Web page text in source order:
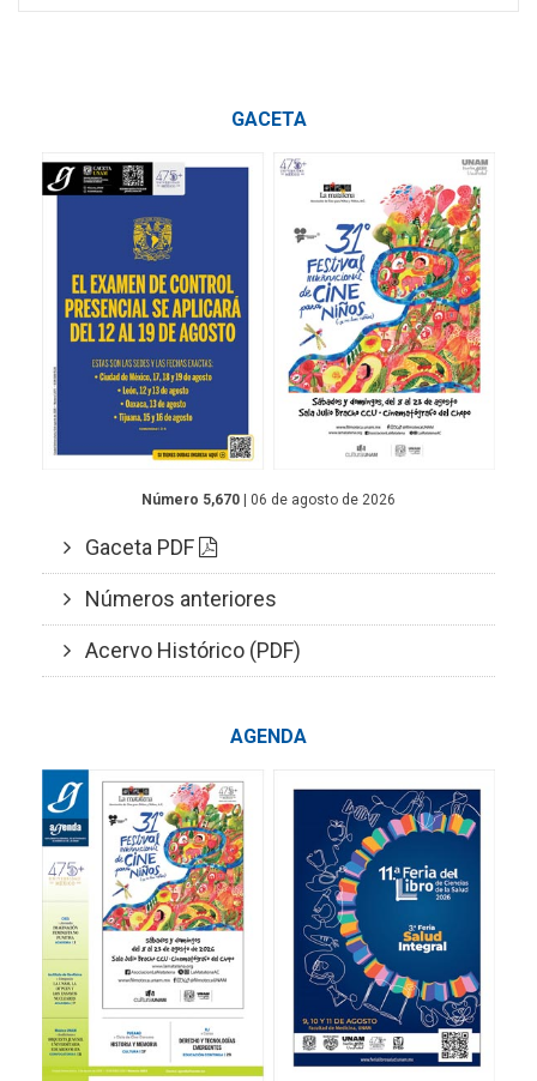
GACETA
Número 5,670 | 06 de agosto de 2026
Gaceta PDF
Números anteriores
Acervo Histórico (PDF)
AGENDA